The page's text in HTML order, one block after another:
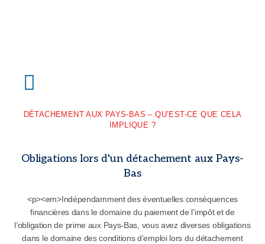
DÉTACHEMENT AUX PAYS-BAS – QU’EST-CE QUE CELA
IMPLIQUE ?
Obligations lors d'un détachement aux Pays-
Bas
<p><em>Indépendamment des éventuelles conséquences
financières dans le domaine du paiement de l’impôt et de
l’obligation de prime aux Pays-Bas, vous avez diverses obligations
dans le domaine des conditions d’emploi lors du détachement